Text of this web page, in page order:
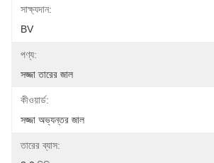
সাক্ষ্যদান:
BV
পণ্য:
সজ্জা তারের জাল
কীওয়ার্ড:
সজ্জা অভ্যন্তর জাল
তারের ব্যাস: